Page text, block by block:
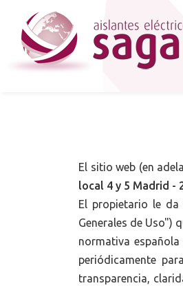
El sitio web (en
local 4 y 5 Madrid -
El propietario le da
Generales de Uso")
normativa
periódicamente
transparencia,